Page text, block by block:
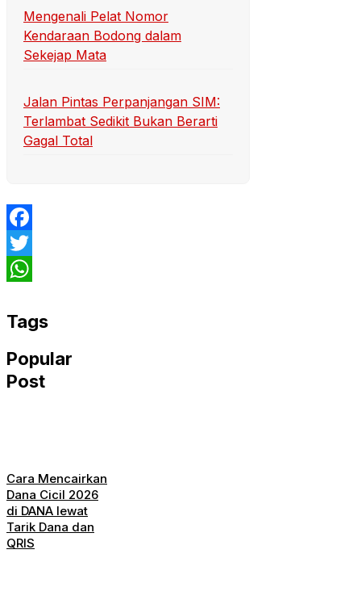
Mengenali Pelat Nomor
Kendaraan Bodong dalam
Sekejap Mata
Jalan Pintas Perpanjangan SIM:
Terlambat Sedikit Bukan Berarti
Gagal Total
Facebook
Twitter
Tags
Popular
Post
Cara Mencairkan
Dana Cicil 2026
di DANA lewat
Tarik Dana dan
QRIS